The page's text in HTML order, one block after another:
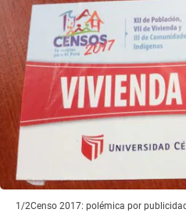
1/2Censo 2017: polémica por